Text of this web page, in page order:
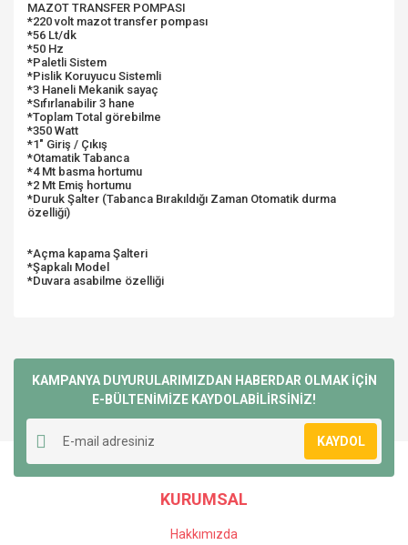
MAZOT TRANSFER POMPASI
*220 volt mazot transfer pompası
*56 Lt/dk
*50 Hz
*Paletli Sistem
*Pislik Koruyucu Sistemli
*3 Haneli Mekanik sayaç
*Sıfırlanabilir 3 hane
*Toplam Total görebilme
*350 Watt
*1" Giriş / Çıkış
*Otamatik Tabanca
*4 Mt basma hortumu
*2 Mt Emiş hortumu
*Duruk Şalter (Tabanca Bırakıldığı Zaman Otomatik durma
özelliği)
*Açma kapama Şalteri
*Şapkalı Model
*Duvara asabilme özelliği
Yorum Yaz
kullanarak tarafımıza iletebilirsiniz.
Görüş ve önerileriniz için teşekkür ederiz.
Ürün resmi kalitesiz, bozuk veya görüntülenemiyor.
Ürün açıklamasında eksik bilgiler bulunuyor.
Ürün bilgilerinde hatalar bulunuyor.
Ürün fiyatı diğer sitelerden daha pahalı.
KAMPANYA DUYURULARIMIZDAN HABERDAR OLMAK İÇİN
E-BÜLTENİMİZE KAYDOLABİLİRSİNİZ!
KAYDOL
KURUMSAL
Hakkımızda